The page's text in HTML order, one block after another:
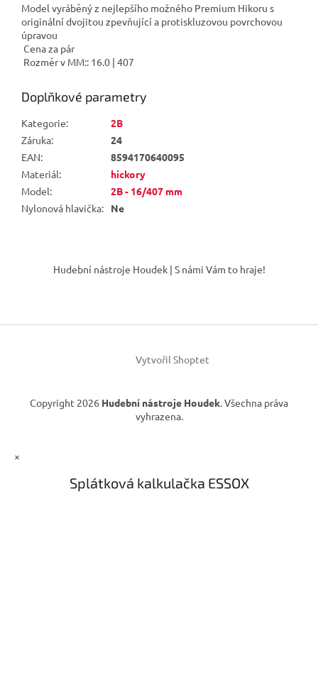
Model vyráběný z nejlepšího možného Premium Hikoru s
originální dvojitou zpevňující a protiskluzovou povrchovou
úpravou
Cena za pár
Rozměr v MM:: 16.0 | 407
Doplňkové parametry
Kategorie:
2B
Záruka:
24
EAN:
8594170640095
Materiál:
hickory
Model:
2B - 16/407 mm
Nylonová hlavička: Ne
í
Hudební nástroje Houdek | S námi Vám to hraje!
Vytvořil Shoptet
Copyright 2026 Hudební nástroje Houdek. Všechna práva
vyhrazena.
×
Splátková kalkulačka ESSOX